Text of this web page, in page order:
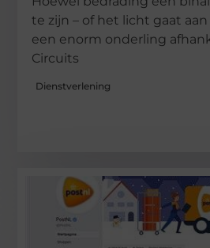
te zijn – of het licht gaat
een enorm onderling
Circuits
Dienstverlening